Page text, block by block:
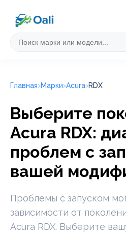
Главная Марки Acura RDX
Выберите
Acura RDX:
проблем с
вашей
Проблемы с запуском
зависимости от
Acura RDX. Выберите